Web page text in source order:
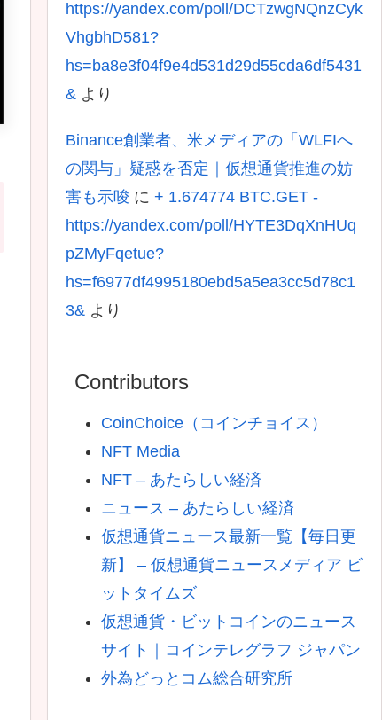
https://yandex.com/poll/DCTzwgNQnzCyk
VhgbhD581?
hs=ba8e3f04f9e4d531d29d55cda6df5431
& より
Binance創業者、米メディアの「WLFIへ
の関与」疑惑を否定｜仮想通貨推進の妨
害も示唆 に + 1.674774 BTC.GET -
https://yandex.com/poll/HYTE3DqXnHUq
pZMyFqetue?
hs=f6977df4995180ebd5a5ea3cc5d78c1
3& より
Contributors
CoinChoice（コインチョイス）
NFT Media
NFT – あたらしい経済
ニュース – あたらしい経済
仮想通貨ニュース最新一覧【毎日更
新】 – 仮想通貨ニュースメディア ビ
ットタイムズ
仮想通貨・ビットコインのニュース
サイト｜コインテレグラフ ジャパン
外為どっとコム総合研究所